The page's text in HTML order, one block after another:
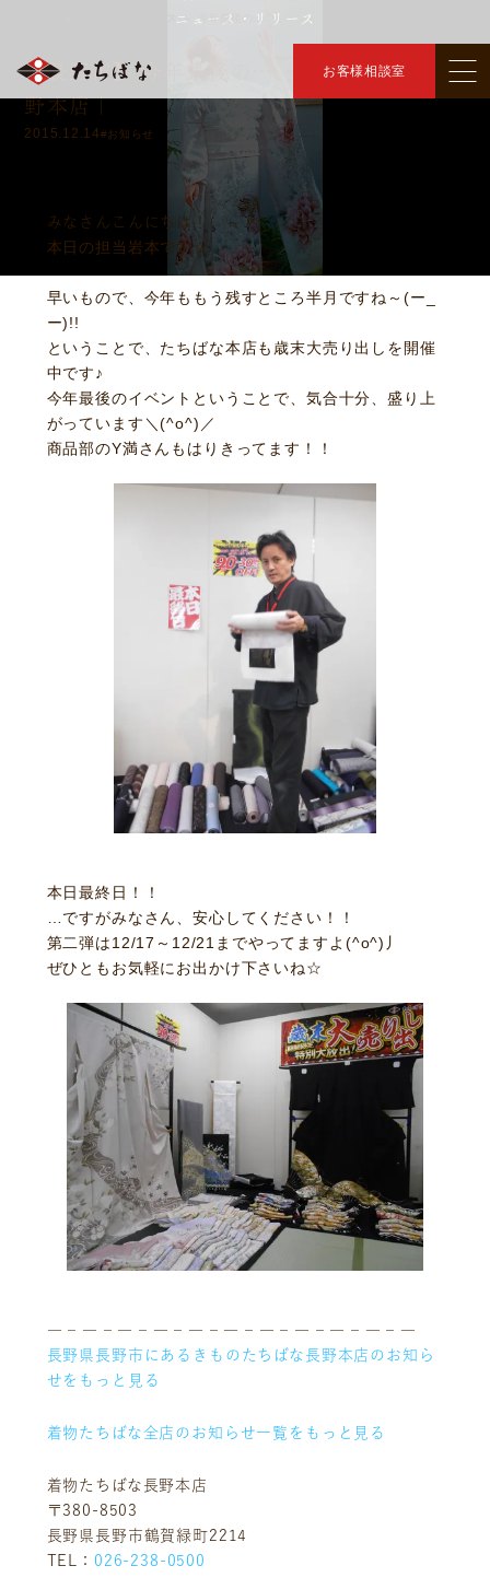
お客様相談室
ニュース
ギャラリー
イベント
店舗一覧
コラム
動画コンテンツ
サービス
企業情報
ビジョン
沿革
サステナビリティ
プレスリリース
ニュース・リリース
＞ 今年最後の…
【長野市】 今年最後の… ｜着物たちばな長
野本店｜
2015.12.14#お知らせ
みなさんこんにちは！
本日の担当岩本です☆
早いもので、今年ももう残すところ半月ですね～(ー_
ー)!!
ということで、たちばな本店も歳末大売り出しを開催
中です♪
今年最後のイベントということで、気合十分、盛り上
がっています＼(^o^)／
商品部のY満さんもはりきってます！！
本日最終日！！
…ですがみなさん、安心してください！！
第二弾は12/17～12/21までやってますよ(^o^)丿
ぜひともお気軽にお出かけ下さいね☆
― – ― – ― – ― – ― – ― – ― – ― – ― – ― – ―
長野県長野市にあるきものたちばな長野本店のお知ら
せをもっと見る
着物たちばな全店のお知らせ一覧をもっと見る
着物たちばな長野本店
〒380-8503
長野県長野市鶴賀緑町2214
TEL： 026-238-0500